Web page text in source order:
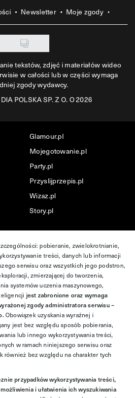
Newsletter Moje zgody
tekstów, zdjęć i materiałów wideo
w całości lub w części wymaga
zgody wydawcy.
POLSKA SP. Z O. O 2026
Glamour.pl
Mojegotowanie.pl
Party.pl
Przyslijprzepis.pl
Wizaz.pl
Story.pl
pobieranie, zwielokrotnianie,
treści, danych lub informacji
serwisu oraz wszystkich jego podstron,
zmierzającej do tworzenia,
systemów uczenia maszynowego,
jest zabronione oraz wymaga
zgody administratora serwisu –
Obowiązek uzyskania wyraźnej i
jest bez względu sposób pobierania,
lub innego wykorzystywania treści,
w ramach niniejszego serwisu oraz
również bez względu na charakter tych
przypadków wykorzystywania treści,
i ułatwienia ich wyszukiwania